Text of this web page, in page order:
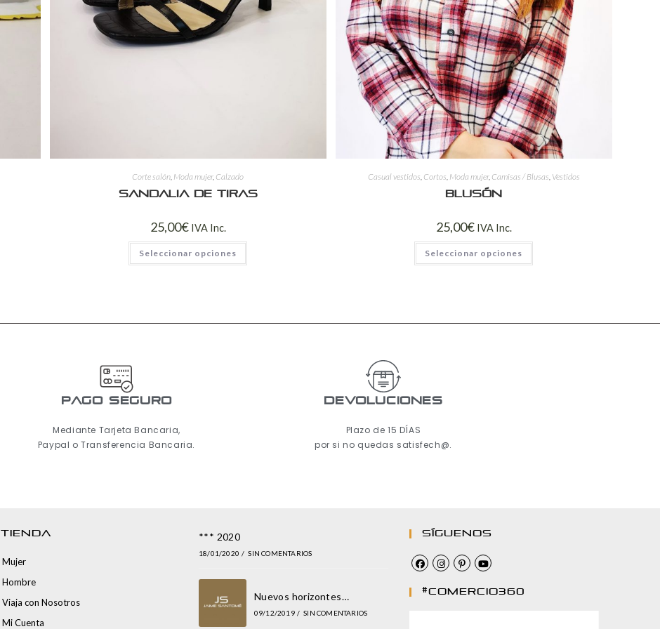
Corte salón Moda mujer, Calzado
Sandalia de tiras
25,00€ IVA Inc.
Seleccionar opciones
Casual vestidos Cortos Moda mujer, Camisas / Blusas Vestidos
Blusón
25,00€ IVA Inc.
Seleccionar opciones
pago seguro
Mediante Tarjeta Bancaria,
Paypal o Transferencia Bancaria.
Devoluciones
Plazo de 15 DÍAS
por si no quedas satisfech@.
TIENDA
Mujer
Hombre
Viaja con Nosotros
Mi Cuenta
*** 2020
18/01/2020 / SIN COMENTARIOS
Nuevos horizontes…
09/12/2019 / SIN COMENTARIOS
Síguenos
#comercio360